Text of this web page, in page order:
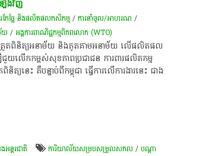
ើង​វិញ
ែច្នៃ និងផលិតផលកសិកម្ម/ការនាំចូល/អាហរណ /
យ​/អង្គការ​ពាណិជ្ជកម្ម​ពិភពលោក (WTO) ​
ត្រួត​ពិនិត្យ​អនាម័យ និង​ភូតគាម​អនាម័យ លើ​ផលិតផល​
លើក​កម្ពស់​សុខភាព​ប្រជាជន ការពារ​ផលិតកម្ម​
នេះ​ គឺ​បន្ទាប់​ពី​កម្ពុជា ​ធ្វើ​ការ​លើ​ការងារ​នេះ ជាង
អន្តរជាតិ ការិយាល័យសម្រប​សម្រួលសកល​​/បណ្តា​